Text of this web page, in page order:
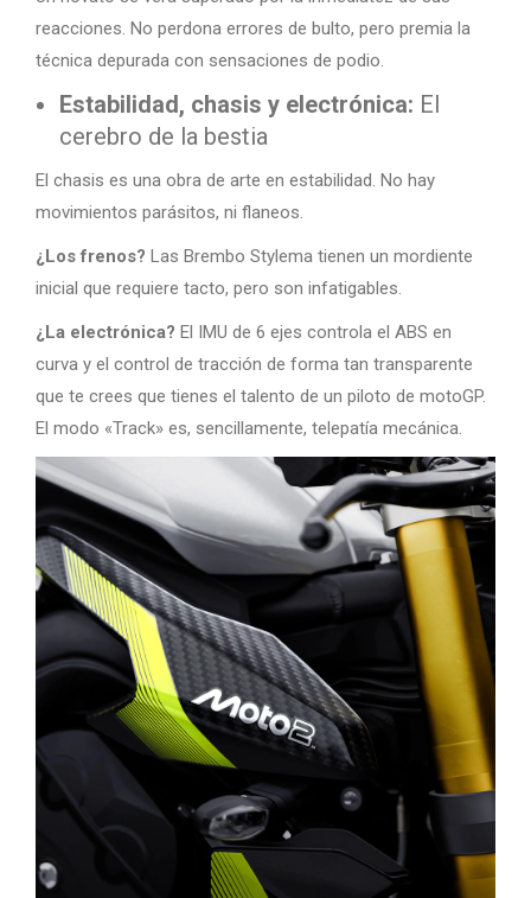
reacciones. No perdona errores de bulto, pero premia la
técnica depurada con sensaciones de podio.
Estabilidad, chasis y electrónica: El
cerebro de la bestia
El chasis es una obra de arte en estabilidad. No hay
movimientos parásitos, ni flaneos.
¿Los frenos? Las Brembo Stylema tienen un mordiente
inicial que requiere tacto, pero son infatigables.
¿La electrónica? El IMU de 6 ejes controla el ABS en
curva y el control de tracción de forma tan transparente
que te crees que tienes el talento de un piloto de motoGP.
El modo «Track» es, sencillamente, telepatía mecánica.